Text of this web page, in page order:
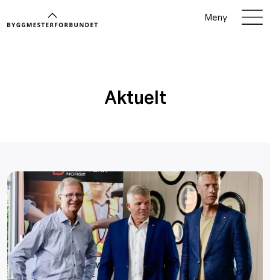
Meny
Aktuelt